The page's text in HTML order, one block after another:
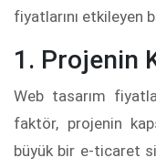
fiyatlarını etkileyen
1. Projenin
Web tasarım
faktör, projenin
büyük bir e-ticaret